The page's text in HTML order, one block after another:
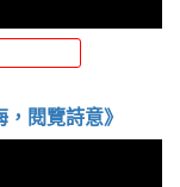
閱覽詩意》